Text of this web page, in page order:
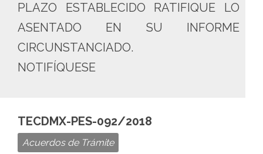
PLAZO ESTABLECIDO RATIFIQUE LO
ASENTADO EN SU INFORME
CIRCUNSTANCIADO.
NOTIFÍQUESE
TECDMX-PES-092/2018
Acuerdos de Trámite